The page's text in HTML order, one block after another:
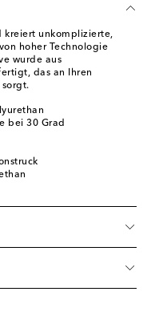
kreiert unkomplizierte,
hoher Technologie
wurde aus
das an Ihren
sorgt.
bei 30 Grad